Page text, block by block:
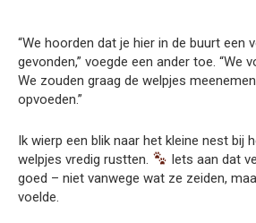
“We hoorden dat je hier in de buurt een
gevonden,” voegde een ander toe. “We
We zouden graag de welpjes
opvoeden.”
Ik wierp een blik naar het kleine nest bij
welpjes vredig rustten.
Iets aan dat
goed – niet vanwege wat ze zeiden,
voelde.